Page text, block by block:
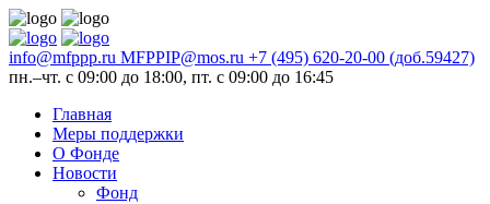
info@mfppp.ru MFPPIP@mos.ru +7 (495) 620-20-00 (доб.59427)
пн.–чт. с 09:00 до 18:00, пт. с 09:00 до 16:45
Главная
Меры поддержки
О Фонде
Новости
Фонд